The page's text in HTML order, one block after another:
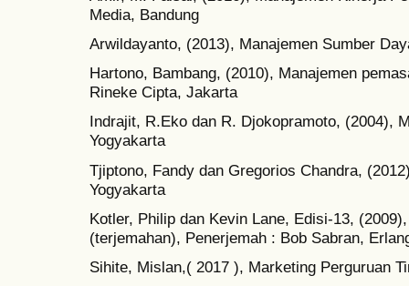
Media, Bandung
Arwildayanto, (2013), Manajemen Sumber
Hartono, Bambang, (2010), Manajemen
Rineke Cipta, Jakarta
Indrajit, R.Eko dan R. Djokopramoto, (2004),
Yogyakarta
Tjiptono, Fandy dan Gregorios Chandra,
Yogyakarta
Kotler, Philip dan Kevin Lane, Edisi-13,
(terjemahan), Penerjemah : Bob Sabran,
Sihite, Mislan,( 2017 ), Marketing Perguruan